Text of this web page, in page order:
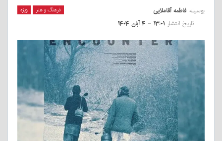
فرهنگ و هنر ویژه بوسیله فاطمه آقاملایی
تاریخ انتشار ۱۳:۰۱ - ۴ آبان ۱۴۰۴